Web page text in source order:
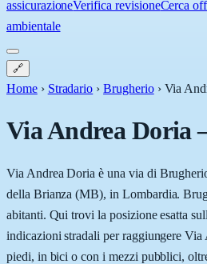
assicurazioneVerifica revisioneCerca
ambientale
🔗
Home › Stradario › Brugherio › Via
Via Andrea Doria
Via Andrea Doria è una via di
della Brianza (MB), in Lombardia.
abitanti. Qui trovi la posizione esatta
indicazioni stradali per raggiungere
piedi, in bici o con i mezzi pubblici,